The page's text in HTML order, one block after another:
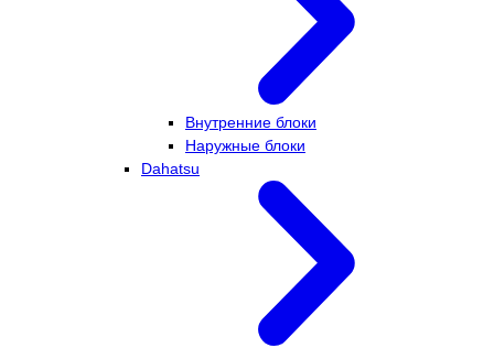
Внутренние блоки
Наружные блоки
Dahatsu